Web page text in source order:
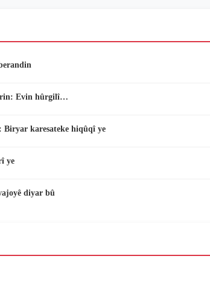
Evin hûrgilî…
Biryar karesateke hiqûqî ye
ye
diyar bû